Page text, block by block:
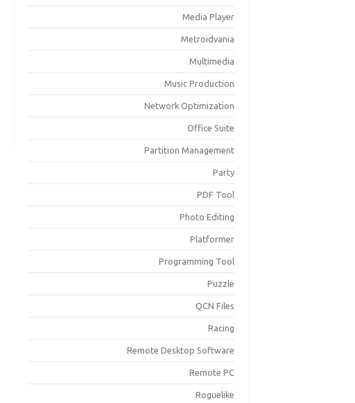
Media Player
Metroidvania
Multimedia
Music Production
Network Optimization
Office Suite
Partition Management
Party
PDF Tool
Photo Editing
Platformer
Programming Tool
Puzzle
QCN Files
Racing
Remote Desktop Software
Remote PC
Roguelike